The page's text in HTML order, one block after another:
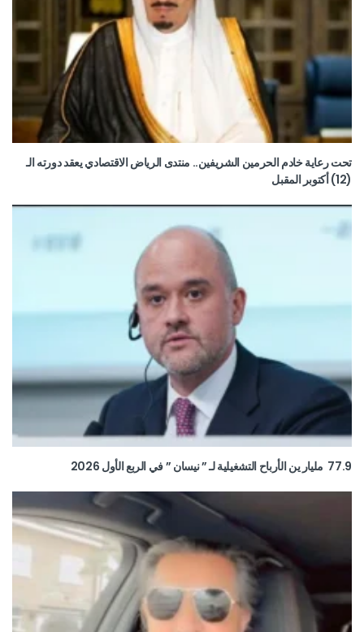
تحت رعاية خادم الحرمين الشريفين.. منتدى الرياض الاقتصادي يعقد دورته الـ
(12) أكتوبر المقبل
77.9 مليار ين الأرباح التشغيلية لـ ” نيسان ” في الربع الأول 2026